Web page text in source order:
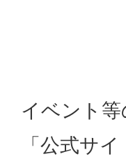
イベント
「公式サ